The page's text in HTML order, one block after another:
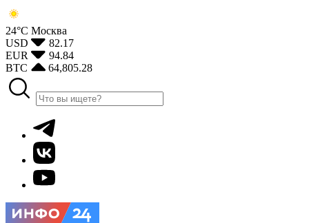
24°С Москва
USD
82.17
EUR
94.84
BTC
64,805.28